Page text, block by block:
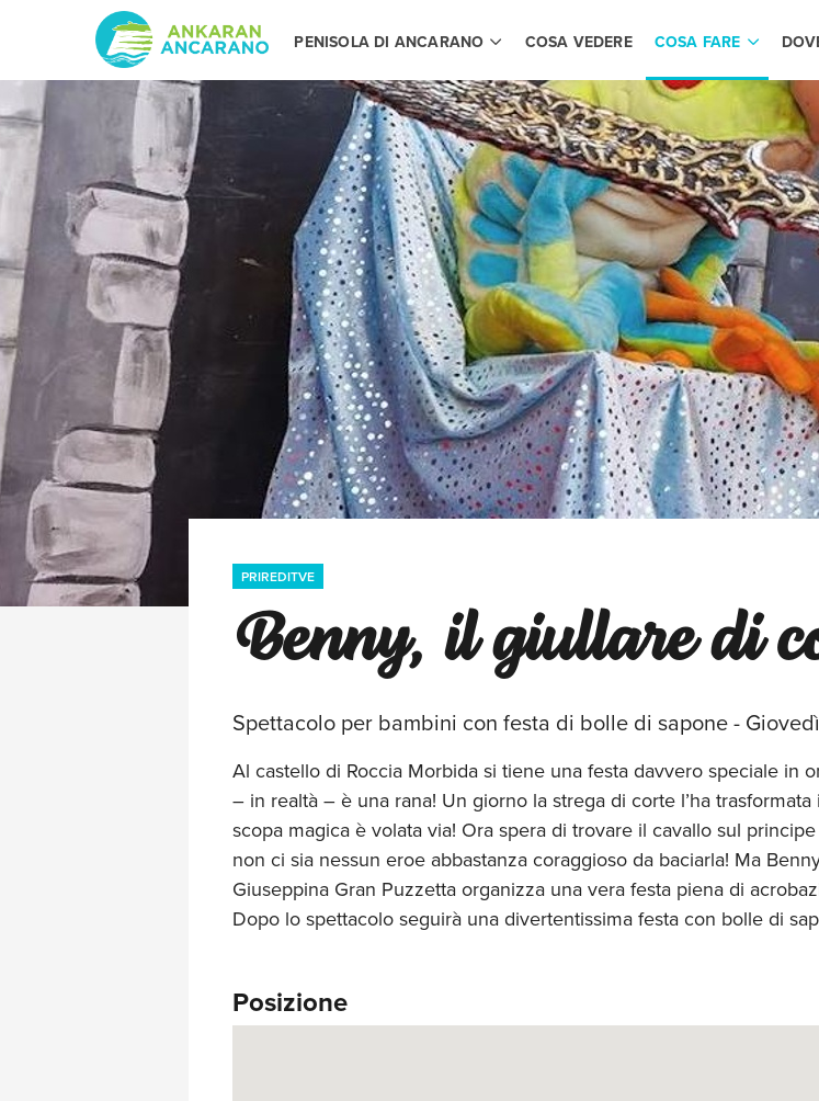
PENISOLA DI ANCARANO COSA VEDERE COSA FARE
PRIREDITVE
Benny, il giullare di
Spettacolo per bambini con festa di bolle di sapone -
Al castello di Roccia Morbida si tiene una festa davvero speciale in
– in realtà – è una rana! Un giorno la strega di corte l’ha
scopa magica è volata via! Ora spera di trovare il cavallo sul
non ci sia nessun eroe abbastanza coraggioso da baciarla! Ma
Giuseppina Gran Puzzetta organizza una vera festa piena di
Dopo lo spettacolo seguirà una divertentissima festa con bolle di
Posizione